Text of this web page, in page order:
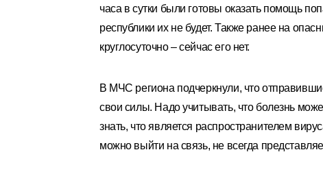
часа в сутки были готовы оказать помощь
республики их не будет. Также ранее на
круглосуточно – сейчас его нет.
В МЧС региона подчеркнули, что
свои силы. Надо учитывать, что болезнь
знать, что является распространителем
можно выйти на связь, не всегда